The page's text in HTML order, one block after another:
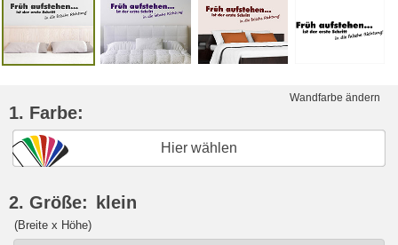
Wandfarbe ändern
1. Farbe:
Hier wählen
2. Größe: klein
(Breite x Höhe)